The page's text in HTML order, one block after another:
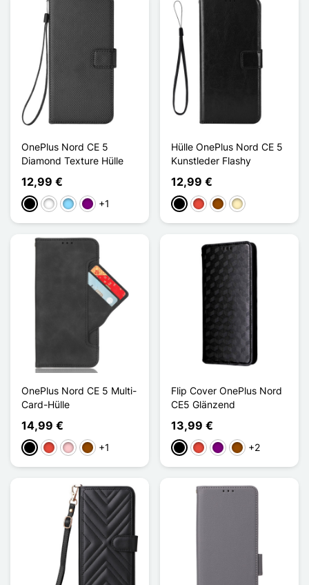
OnePlus Nord CE 5
Diamond Texture Hülle
12,99 €
Schwarz
WeißHellblauViolett
+1
Hülle OnePlus Nord CE 5
Kunstleder Flashy
12,99 €
Schwarz
Rot BraunGolden
OnePlus Nord CE 5 Multi-
Card-Hülle
14,99 €
Schwarz
Rot PinkBraun
+1
Flip Cover OnePlus Nord
CE5 Glänzend
13,99 €
Schwarz
Rot ViolettBraun
+2